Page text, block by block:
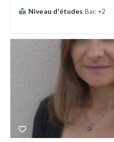
Niveau d'études Bac +2